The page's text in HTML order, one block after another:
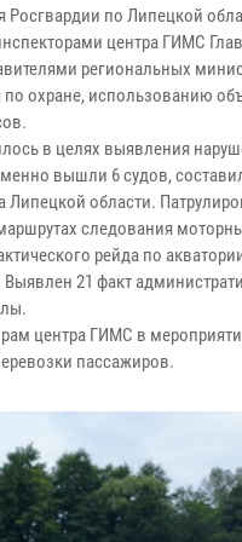
по Липецкой
центра ГИМС
региональных
по охране, использованию
в целях выявления
вышли 6 судов,
области.
следования
рейда по
21 факт
центра ГИМС в
пассажиров.